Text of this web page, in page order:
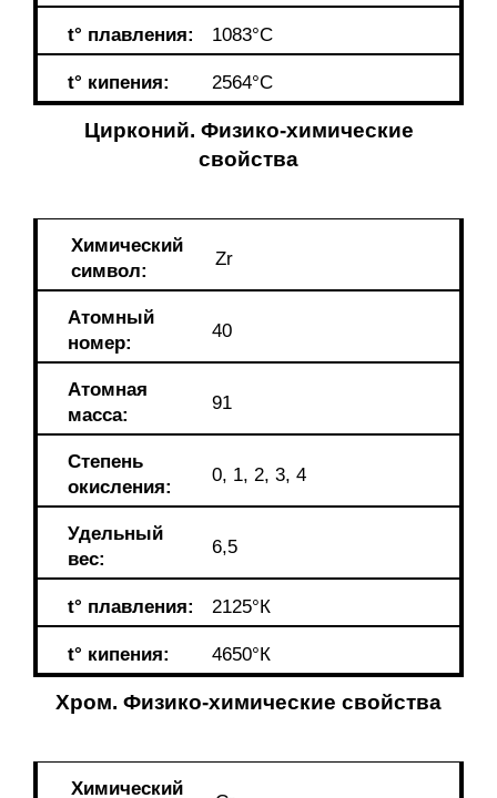
t° плавления: 1083°C
t° кипения: 2564°C
Цирконий. Физико-химические
свойства
Химический
символ:
Zr
Атомный
номер:
40
Атомная
масса:
91
Степень
окисления:
0, 1, 2, 3, 4
Удельный
вес:
6,5
t° плавления: 2125°К
t° кипения: 4650°К
Хром. Физико-химические свойства
Химический